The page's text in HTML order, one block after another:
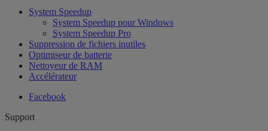
System Speedup
System Speedup pour Windows
System Speedup Pro
Suppression de fichiers inutiles
Optimiseur de batterie
Nettoyeur de RAM
Accélérateur
Facebook
Support